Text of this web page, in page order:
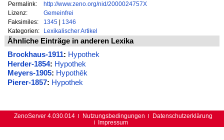
Permalink:
http://www.zeno.org/nid/2000024757X
Lizenz:
Gemeinfrei
Faksimiles:
1345| 1346
Kategorien:
Lexikalischer Artikel
Ähnliche Einträge in anderen Lexika
Brockhaus-1911: Hypothek
Herder-1854: Hypothek
Meyers-1905: Hypothēk
Pierer-1857: Hypothek
ZenoServer 4.030.014 Nutzungsbedingungen
Datenschutzerklärung
Impressum